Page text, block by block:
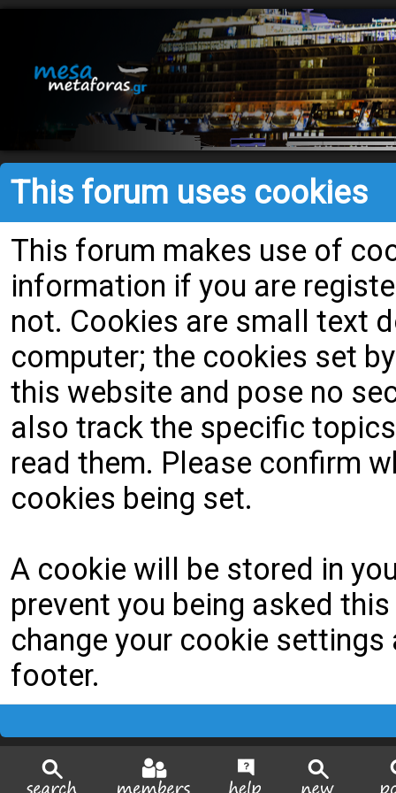
This forum uses cookies
This forum makes use of
information if you are
not. Cookies are small text
computer; the cookies set
this website and pose no
also track the specific
read them. Please confirm
cookies being set.
A cookie will be stored in
prevent you being asked
change your cookie
footer.